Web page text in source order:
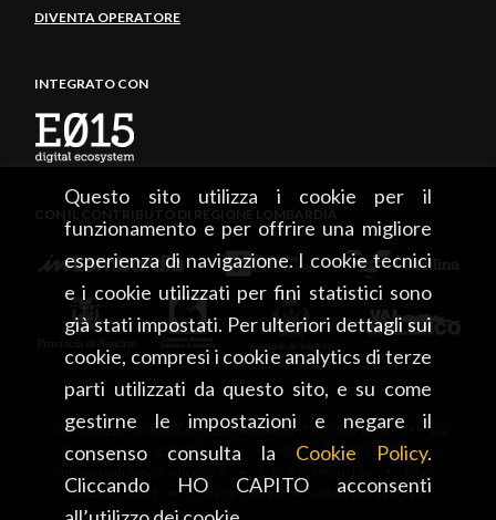
Questo sito utilizza i cookie per il
funzionamento e per offrire una migliore
esperienza di navigazione. I cookie tecnici
e i cookie utilizzati per fini statistici sono
già stati impostati. Per ulteriori dettagli sui
cookie, compresi i cookie analytics di terze
parti utilizzati da questo sito, e su come
gestirne le impostazioni e negare il
consenso consulta la Cookie Policy.
Cliccando HO CAPITO acconsenti
DIVENTA OPERATORE
INTEGRATO CON
CON IL CONTRIBUTO DI REGIONE LOMBARDIA
CONSORZIO TURISTICO DEL MANDAMENTO DI SONDRIO • Via
Tonale, 13 • 23100 Sondrio • tel. +39 0342 219246 •
00834020141 • Copyright 2026 • All rights reserved